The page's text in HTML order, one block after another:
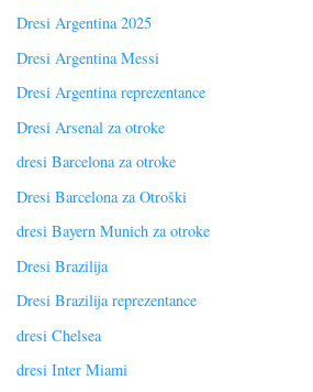
Dresi Argentina 2025
Dresi Argentina Messi
Dresi Argentina reprezentance
Dresi Arsenal za otroke
dresi Barcelona za otroke
Dresi Barcelona za Otroški
dresi Bayern Munich za otroke
Dresi Brazilija
Dresi Brazilija reprezentance
dresi Chelsea
dresi Inter Miami